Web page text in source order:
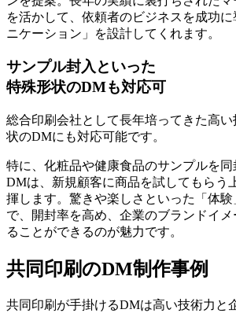
を活かして、依頼者のビジネスを成功に
ニケーション」を設計してくれます。
サンプル封入といった
特殊形状のDMも対応可
総合印刷会社として長年培ってきた高
状のDMにも対応可能です。
特に、化粧品や健康食品のサンプルを
DMは、新規顧客に商品を試してもらう
揮します。 驚きや楽しさといった「体験
で、開封率を高め、企業のブランドイ
ることができるのが魅力です。
共同印刷のDM制作事例
共同印刷が手掛けるDMは高い技術力と